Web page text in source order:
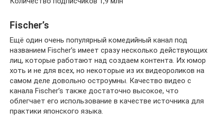
Fischer’s
Ещё один очень популярный комедийный канал под
названием Fischer’s имеет сразу несколько действующих
лиц, которые работают над создаем контента. Их юмор
хоть и не для всех, но некоторые из их видеороликов на
самом деле довольно остроумны. Качество видео с
канала Fischer’s также достаточно высокое, что
облегчает его использование в качестве источника для
практики японского языка.